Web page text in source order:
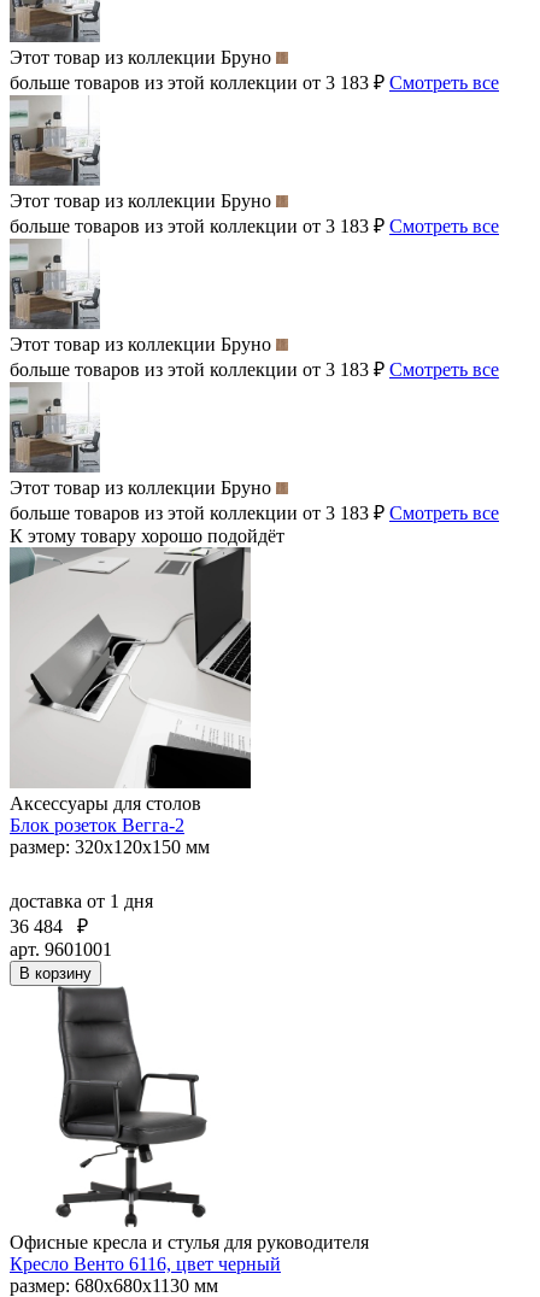
Этот товар из коллекции Бруно
больше товаров из этой коллекции от 3 183 ₽ Смотреть все
Этот товар из коллекции Бруно
больше товаров из этой коллекции от 3 183 ₽ Смотреть все
Этот товар из коллекции Бруно
больше товаров из этой коллекции от 3 183 ₽ Смотреть все
Этот товар из коллекции Бруно
больше товаров из этой коллекции от 3 183 ₽ Смотреть все
К этому товару хорошо подойдёт
Аксессуары для столов
Блок розеток Вегга-2
размер: 320х120х150 мм
доставка от 1 дня
36 484
₽
арт. 9601001
В корзину
Офисные кресла и стулья для руководителя
Кресло Венто 6116, цвет черный
размер: 680х680х1130 мм